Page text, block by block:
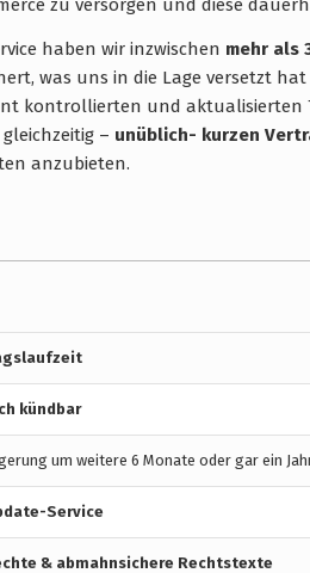
zu versorgen und diese
haben wir inzwischen mehr als
was uns in die Lage versetzt
kontrollierten und aktualisierten
– unüblich- kurzen
anzubieten.
kündbar
um weitere 6 Monate oder gar ein
Service
& abmahnsichere Rechtstexte